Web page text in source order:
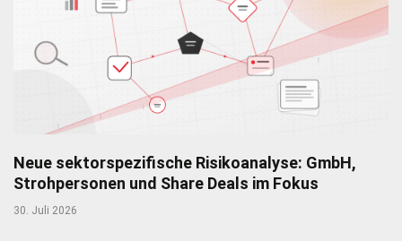
Neue sektorspezifische Risikoanalyse: GmbH,
Strohpersonen und Share Deals im Fokus
30. Juli 2026